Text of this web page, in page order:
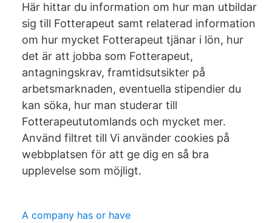
Här hittar du information om hur man utbildar
sig till Fotterapeut samt relaterad information
om hur mycket Fotterapeut tjänar i lön, hur
det är att jobba som Fotterapeut,
antagningskrav, framtidsutsikter på
arbetsmarknaden, eventuella stipendier du
kan söka, hur man studerar till
Fotterapeututomlands och mycket mer.
Använd filtret till Vi använder cookies på
webbplatsen för att ge dig en så bra
upplevelse som möjligt.
A company has or have